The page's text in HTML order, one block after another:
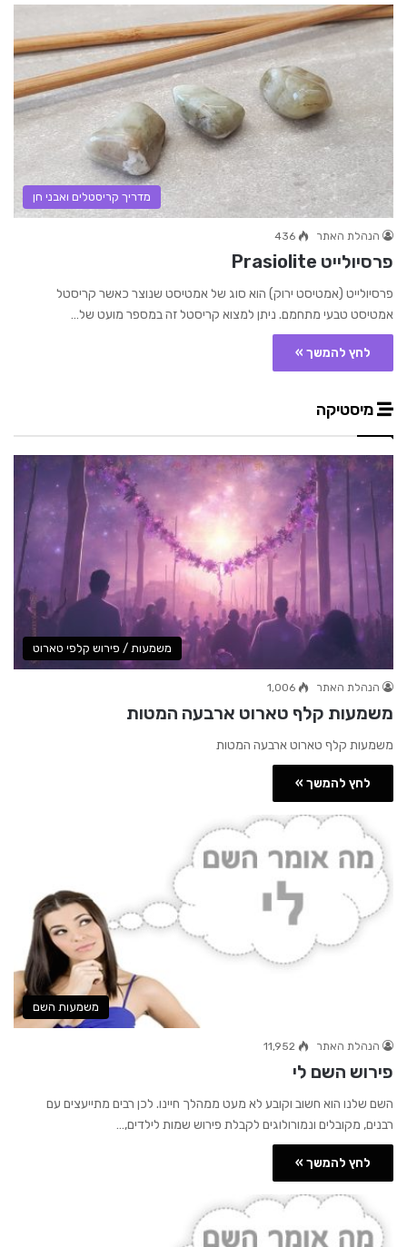
מדריך קריסטלים ואבני חן
הנהלת האתר 436
פרסיולייט Prasiolite
פרסיולייט (אמטיסט ירוק) הוא סוג של אמטיסט שנוצר כאשר קריסטל
אמטיסט טבעי מתחמם. ניתן למצוא קריסטל זה במספר מועט של…
לחץ להמשך »
מיסטיקה
משמעות / פירוש קלפי טארוט
הנהלת האתר 1,006
משמעות קלף טארוט ארבעה המטות
משמעות קלף טארוט ארבעה המטות
לחץ להמשך »
משמעות השם
הנהלת האתר 11,952
פירוש השם לי
השם שלנו הוא חשוב וקובע לא מעט ממהלך חיינו. לכן רבים מתייעצים עם
רבנים, מקובלים ונמורולוגים לקבלת פירוש שמות לילדים,…
לחץ להמשך »